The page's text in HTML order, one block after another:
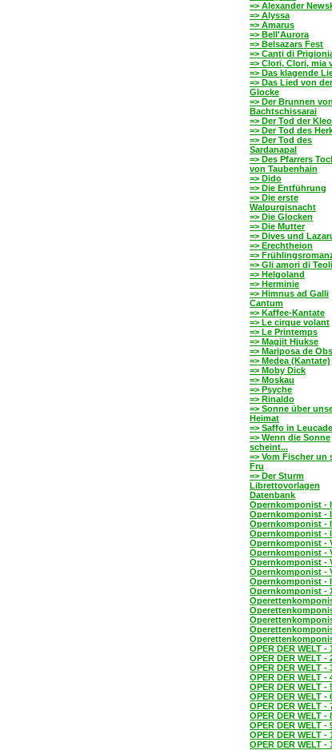
=> Alexander
=> Alyssa
=> Amarus
=> Bell'Aurora
=> Belsazars Fest
=> Canti di
=> Clori, Clori, mia
=> Das klagende
=> Das Lied von der
Glocke
=> Der Brunnen von
Bachtschissarai
=> Der Tod der
=> Der Tod des
=> Der Tod des
Sardanapal
=> Des Pfarrers
von Taubenhain
=> Dido
=> Die Entführung
=> Die erste
Walpurgisnacht
=> Die Glocken
=> Die Mutter
=> Dives und
=> Erechtheion
=>
=> Gli amori di
=> Helgoland
=> Herminie
=> Himnus ad Galli
Cantum
=> Kaffee-Kantate
=> Le cirque volant
=> Le Printemps
=> Magjit Hjukse
=> Mariposa de
=> Medea (Kantate)
=> Moby Dick
=> Moskau
=> Psyche
=> Rinaldo
=> Sonne über
Heimat
=> Saffo in Leucade
=> Wenn die Sonne
scheint...
=> Vom Fischer un
Fru
=> Der Sturm
Librettovorlagen
Datenbank
Opernkomponist - I
Opernkomponist -
Opernkomponist -
Opernkomponist -
Opernkomponist -
Opernkomponist -
Opernkomponist -
Opernkomponist -
Opernkomponist -
Opernkomponist -
OPER DER WELT -
OPER DER WELT -
OPER DER WELT -
OPER DER WELT -
OPER DER WELT -
OPER DER WELT -
OPER DER WELT -
OPER DER WELT -
OPER DER WELT -
OPER DER WELT -
OPER DER WELT -